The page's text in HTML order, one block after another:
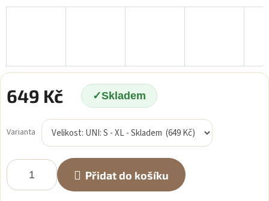
649 Kč Skladem
cena:
Varianta
Přidat do košíku